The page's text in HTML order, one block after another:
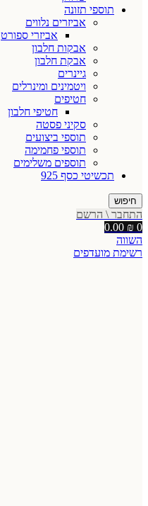
תוספי תזונה
אביזרים נלווים
אביזרי ספורט
אבקות חלבון
אבקת חלבון
גיינרים
ויטמינים ומינרלים
חטיפים
חטיפי חלבון
סקיני פסטה
תוספי ביצועים
תוספי פחמימה
תוספים משלימים
תכשיטי כסף 925
חיפוש
התחבר \ הרשם
0
0.00 ₪
השווה
רשימת מועדפים